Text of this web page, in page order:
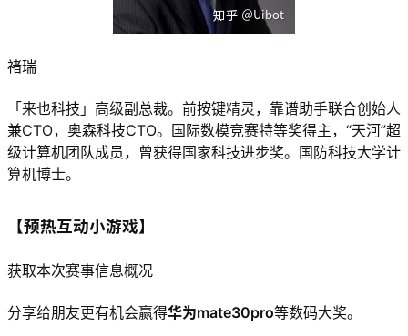
褚瑞
「来也科技」高级副总裁。前按键精灵，靠谱助手联合创始人
兼CTO，奥森科技CTO。国际数模竞赛特等奖得主，“天河”超
级计算机团队成员，曾获得国家科技进步奖。国防科技大学计
算机博士。
【预热互动小游戏】
获取本次赛事信息概况
分享给朋友更有机会赢得华为mate30pro等数码大奖。